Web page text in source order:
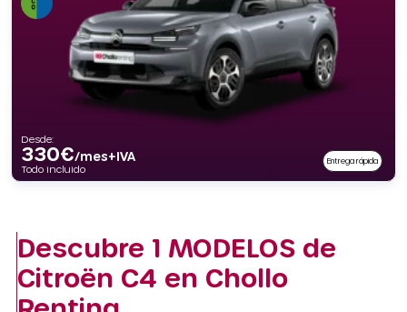
Desde:
330€/mes+IVA
Todo incluido
Entrega rápida
Descubre 1 MODELOS de
Citroën C4 en Chollo